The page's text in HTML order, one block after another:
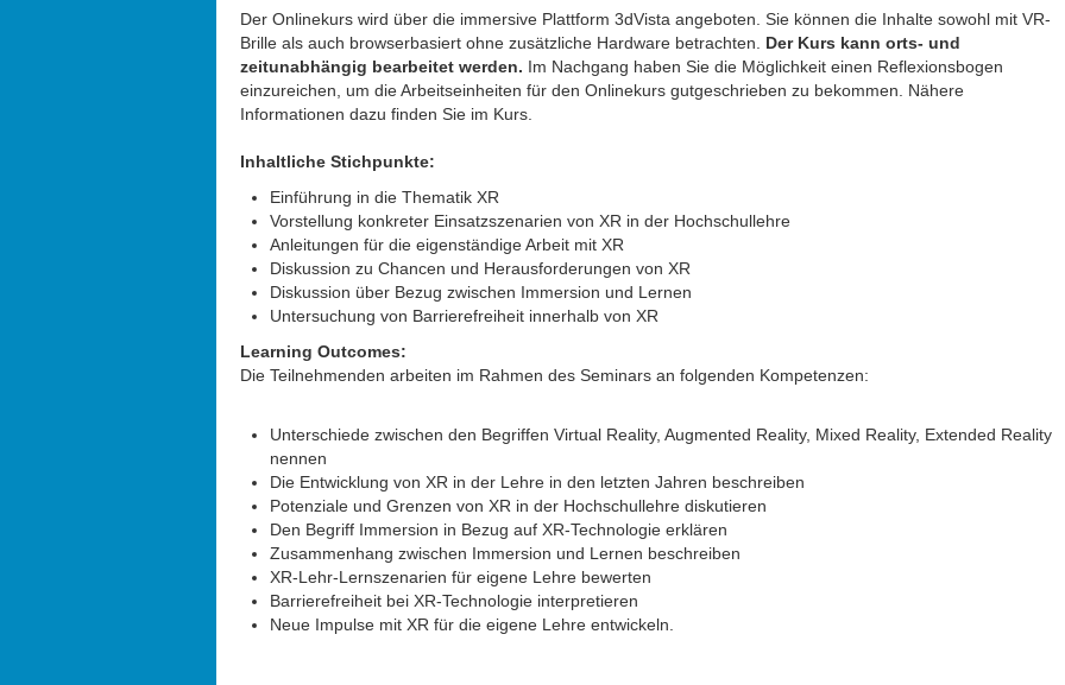
Der Onlinekurs wird über die immersive Plattform 3dVista angeboten. Sie können die Inhalte sowohl mit VR-
Brille als auch browserbasiert ohne zusätzliche Hardware betrachten. Der Kurs kann orts- und
zeitunabhängig bearbeitet werden. Im Nachgang haben Sie die Möglichkeit einen Reflexionsbogen
einzureichen, um die Arbeitseinheiten für den Onlinekurs gutgeschrieben zu bekommen. Nähere
Informationen dazu finden Sie im Kurs.
Inhaltliche Stichpunkte:
Einführung in die Thematik XR
Vorstellung konkreter Einsatzszenarien von XR in der Hochschullehre
Anleitungen für die eigenständige Arbeit mit XR
Diskussion zu Chancen und Herausforderungen von XR
Diskussion über Bezug zwischen Immersion und Lernen
Untersuchung von Barrierefreiheit innerhalb von XR
Learning Outcomes:
Die Teilnehmenden arbeiten im Rahmen des Seminars an folgenden Kompetenzen:
Unterschiede zwischen den Begriffen Virtual Reality, Augmented Reality, Mixed Reality, Extended Reality
nennen
Die Entwicklung von XR in der Lehre in den letzten Jahren beschreiben
Potenziale und Grenzen von XR in der Hochschullehre diskutieren
Den Begriff Immersion in Bezug auf XR-Technologie erklären
Zusammenhang zwischen Immersion und Lernen beschreiben
XR-Lehr-Lernszenarien für eigene Lehre bewerten
Barrierefreiheit bei XR-Technologie interpretieren
Neue Impulse mit XR für die eigene Lehre entwickeln.